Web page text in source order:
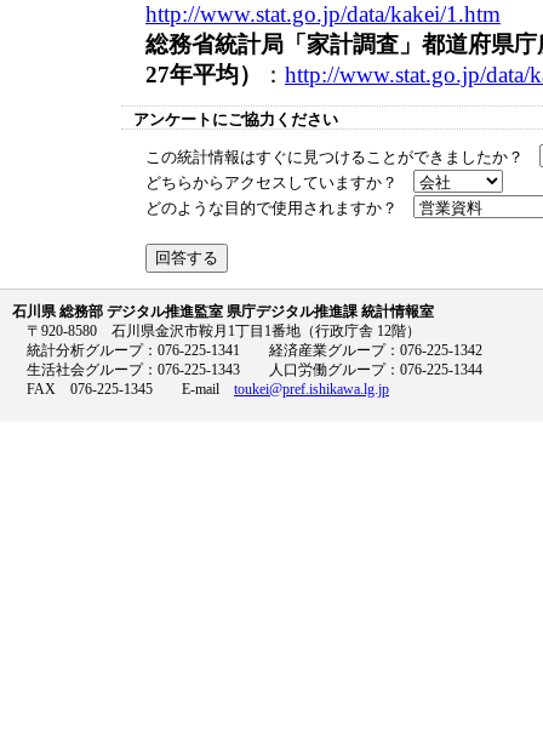
http://www.stat.go.jp/data/kakei/1.htm
総務省統計局「家計調査」都道府県
27年平均）
： http://www.stat.go.jp/data/
アンケートにご協力ください
この統計情報はすぐに見つけることができましたか？
どちらからアクセスしていますか？
どのような目的で使用されますか？
石川県 総務部 デジタル推進監室 県庁デジタル推進課 統計情報室
〒920-8580 石川県金沢市鞍月1丁目1番地（行政庁舎 12階）
統計分析グループ：076-225-1341 経済産業グループ：076-225-1342
生活社会グループ：076-225-1343 人口労働グループ：076-225-1344
FAX 076-225-1345 E-mail toukei@pref.ishikawa.lg.jp